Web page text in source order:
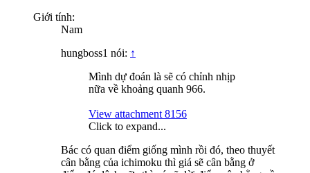
Giới tính:
Nam
hungboss1 nói: ↑
Mình dự đoán là sẽ có chỉnh nhịp
nữa về khoảng quanh 966.
View attachment 8156
Click to expand...
Bác có quan điểm giống mình rồi đó, theo thuyết
cân bằng của ichimoku thì giá sẽ cân bằng ở